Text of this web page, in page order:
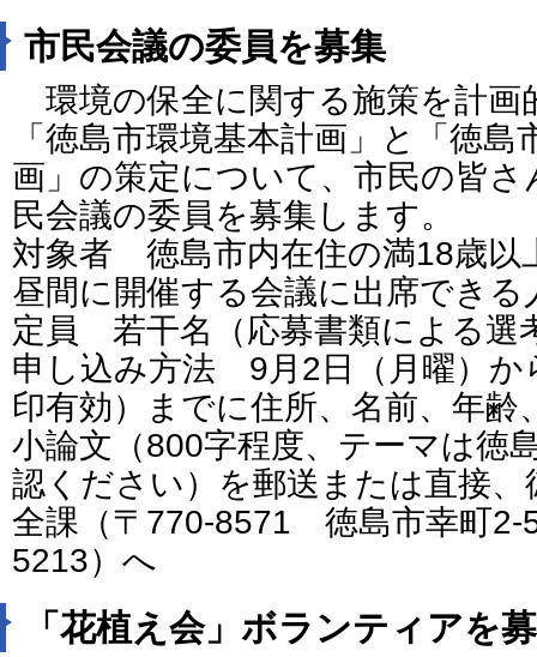
市民会議の委員を募集
環境の保全に関する施策を計画
「徳島市環境基本計画」と「徳
画」の策定について、市民の皆
民会議の委員を募集します。
対象者 徳島市内在住の満18歳以
昼間に開催する会議に出席できる
定員 若干名（応募書類による選
申し込み方法 9月2日（月曜）か
印有効）までに住所、名前、年齢
小論文（800字程度、テーマは徳
認ください）を郵送または直接、
全課（〒770-8571 徳島市幸町
5213）へ
「花植え会」ボランティアを